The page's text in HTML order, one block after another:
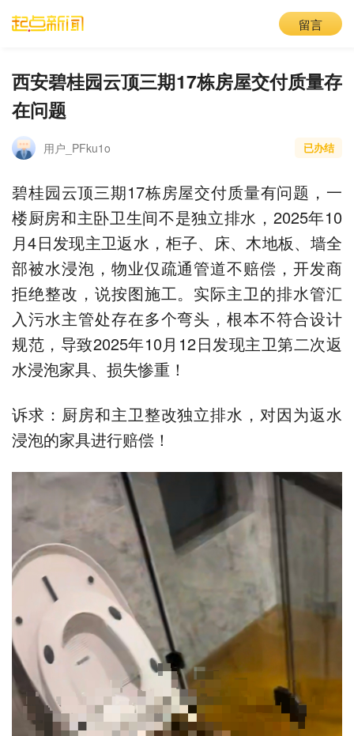
留言
西安碧桂园云顶三期17栋房屋交付质量存
在问题
用户_PFku1o 已办结
碧桂园云顶三期17栋房屋交付质量有问题，一
楼厨房和主卧卫生间不是独立排水，2025年10
月4日发现主卫返水，柜子、床、木地板、墙全
部被水浸泡，物业仅疏通管道不赔偿，开发商
拒绝整改，说按图施工。实际主卫的排水管汇
入污水主管处存在多个弯头，根本不符合设计
规范，导致2025年10月12日发现主卫第二次返
水浸泡家具、损失惨重！
诉求：厨房和主卫整改独立排水，对因为返水
浸泡的家具进行赔偿！